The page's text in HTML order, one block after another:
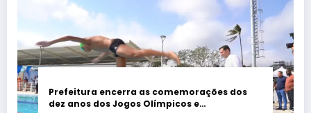
Prefeitura encerra as comemorações dos
dez anos dos Jogos Olímpicos e